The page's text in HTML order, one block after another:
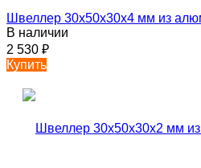
Швеллер 30х50х30х4 мм из
В наличии
2 530 ₽
Купить